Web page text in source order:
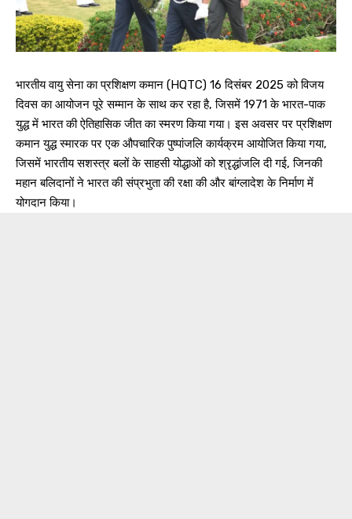
भारतीय वायु सेना का प्रशिक्षण कमान (HQTC) 16 दिसंबर 2025 को विजय
दिवस का आयोजन पूरे सम्मान के साथ कर रहा है, जिसमें 1971 के भारत-पाक
युद्ध में भारत की ऐतिहासिक जीत का स्मरण किया गया। इस अवसर पर प्रशिक्षण
कमान युद्ध स्मारक पर एक औपचारिक पुष्पांजलि कार्यक्रम आयोजित किया गया,
जिसमें भारतीय सशस्त्र बलों के साहसी योद्धाओं को श्रृद्धांजलि दी गई, जिनकी
महान बलिदानों ने भारत की संप्रभुता की रक्षा की और बांग्लादेश के निर्माण में
योगदान किया।